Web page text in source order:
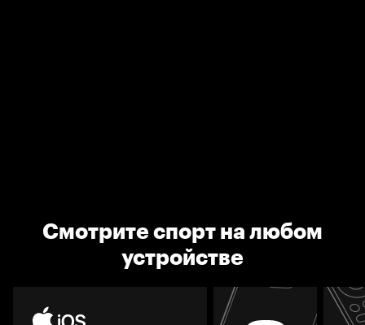
Смотрите спорт на любом
устройстве